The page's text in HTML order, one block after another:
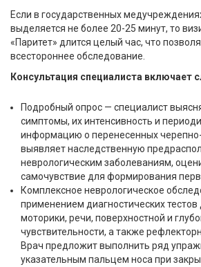
Если в государственных
выделяется не более 20-25 минут, то
«Паритет» длится целый час, что
всестороннее обследование.
Консультация специалиста включает
Подробный опрос — специалист
симптомы, их интенсивность и
информацию о перенесенных
выявляет наследственную
неврологическим заболеваниям,
самочувствие для формирования
Комплексное неврологическое
применением диагностических тестов
моторики, речи, поверхностной и
чувствительности, а также
Врач предложит выполнить ряд
указательным пальцем носа при